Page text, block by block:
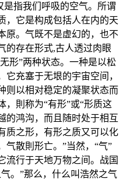
是指我们呼吸的空气。所谓
，它是构成包括人在内的天
原。气既不是虚幻的，也不
的存在形式,古人透过肉眼
形”两种状态。一种是以松
充塞于无垠的宇宙空间，
则以相对稳定的凝聚状态而
，則称为“有形”或“形质这
的鸿沟，而且随时处于相互
质之形，有形之质又可以化
气散則形亡。”当然，“气”
流行于天地万物之间。战国
。”那么，什么叫浩然之气